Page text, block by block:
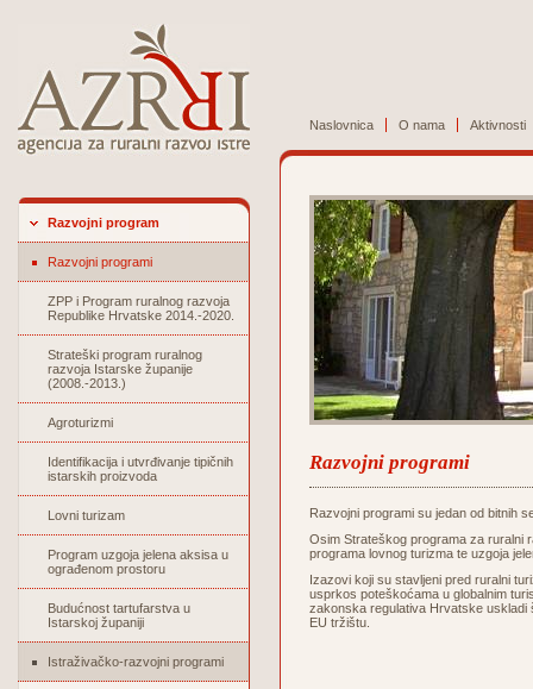
Naslovnica O nama Aktivnosti
Razvojni program
Razvojni programi
ZPP i Program ruralnog razvoja
Republike Hrvatske 2014.-2020.
Strateški program ruralnog
razvoja Istarske županije
(2008.-2013.)
Agroturizmi
Identifikacija i utvrđivanje tipičnih
istarskih proizvoda
Lovni turizam
Program uzgoja jelena aksisa u
ograđenom prostoru
Budućnost tartufarstva u
Istarskoj županiji
Istraživačko-razvojni programi
Razvojni programi
Razvojni programi su jedan od bitnih
Osim Strateškog programa za ruralni
programa lovnog turizma te uzgoja
Izazovi koji su stavljeni pred ruralni
usprkos poteškoćama u globalnim
zakonska regulativa Hrvatske uskladi
EU tržištu.